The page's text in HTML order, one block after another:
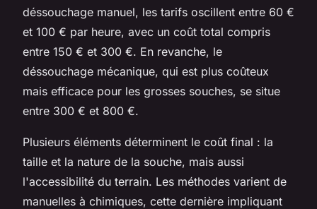
déssouchage manuel, les tarifs oscillent entre 60 €
et 100 € par heure, avec un coût total compris
entre 150 € et 300 €. En revanche, le
déssouchage mécanique, qui est plus coûteux
mais efficace pour les grosses souches, se situe
entre 300 € et 800 €.
Plusieurs éléments déterminent le coût final : la
taille et la nature de la souche, mais aussi
l'accessibilité du terrain. Les méthodes varient de
manuelles à chimiques, cette dernière impliquant